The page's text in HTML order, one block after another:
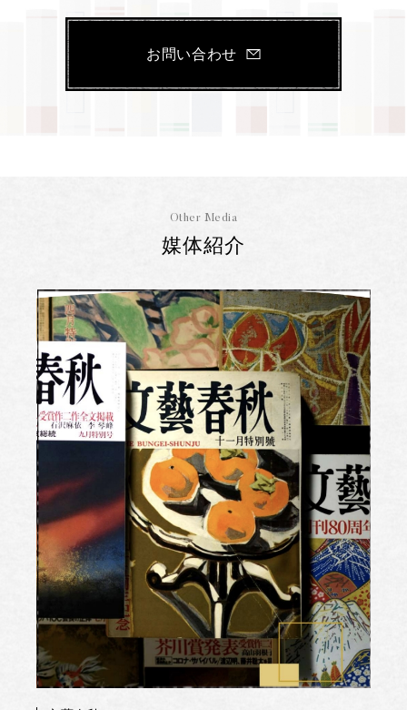
お問い合わせ
Other Media
媒体紹介